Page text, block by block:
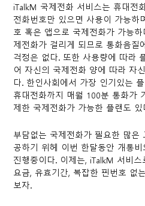
iTalkM 국제전화 서비스는 휴대전
전화번호만 있으면 사용이 가능하
호 혹은 앱으로 국제전화가 가능
제전화가 걸리게 되므로 통화음질
걱정은 없다. 또한 사용량에 따라
어 자신의 국제전화 양에 따라 자
다. 한인사회에서 가장 인기있는
휴대전화까지 매월 100분 통화가
제한 국제전화가 가능한 플랜도 있
부담없는 국제전화가 필요한 많은
공하기 위헤 이번 한달동안 개통
진행중이다. 이제는, iTalkM 서비
요금, 유효기간, 복잡한 핀번호 없
보자.